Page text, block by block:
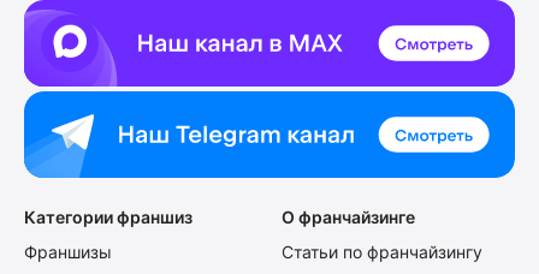
Категории франшиз
Франшизы
О франчайзинге
Статьи по франчайзингу